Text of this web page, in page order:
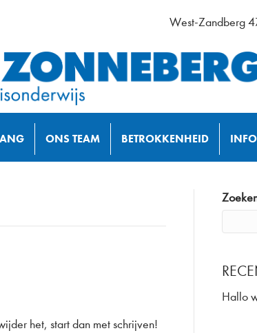
West-Zandberg
ONS TEAM BETROKKENHEID
het, start dan met schrijven!
Hallo